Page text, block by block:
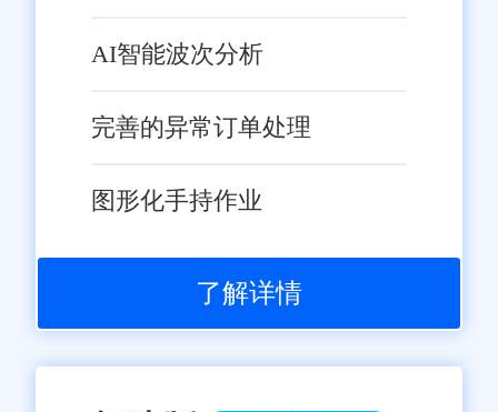
AI智能波次分析
完善的异常订单处理
图形化手持作业
了解详情